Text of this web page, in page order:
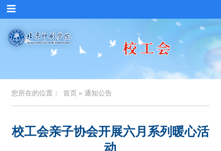
您所在的位置： 首页 » 通知公告
校工会亲子协会开展六月系列暖心活
动